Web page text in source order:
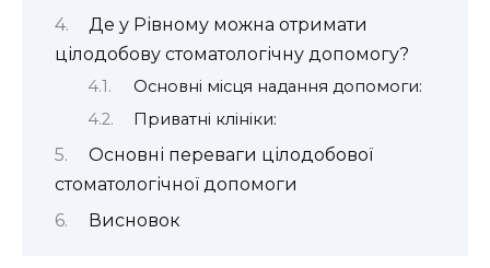
Де у Рівному можна отримати
цілодобову стоматологічну допомогу?
Основні місця надання допомоги:
Приватні клініки:
Основні переваги цілодобової
стоматологічної допомоги
Висновок